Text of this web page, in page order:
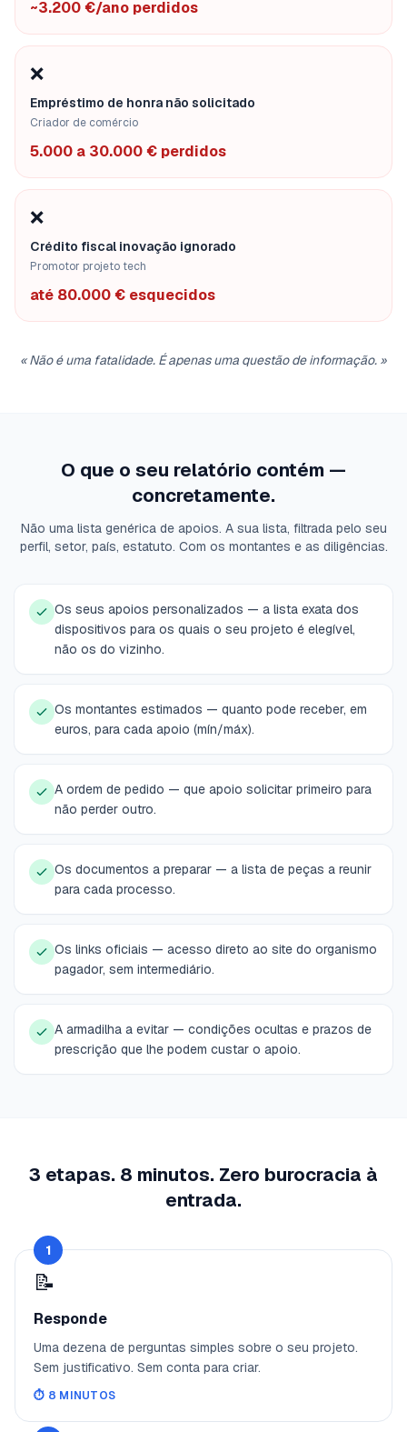
~3.200 €/ano perdidos
❌
Empréstimo de honra não solicitado
Criador de comércio
5.000 a 30.000 € perdidos
❌
Crédito fiscal inovação ignorado
Promotor projeto tech
até 80.000 € esquecidos
«Não é uma fatalidade. É apenas uma questão de informação. »
O que o seu relatório contém —
concretamente.
Não uma lista genérica de apoios. A sua lista, filtrada pelo seu
perfil, setor, país, estatuto. Com os montantes e as diligências.
Os seus apoios personalizados — a lista exata dos
dispositivos para os quais o seu projeto é elegível,
não os do vizinho.
Os montantes estimados — quanto pode receber, em
euros, para cada apoio (mín/máx).
A ordem de pedido — que apoio solicitar primeiro para
não perder outro.
Os documentos a preparar — a lista de peças a reunir
para cada processo.
Os links oficiais — acesso direto ao site do organismo
pagador, sem intermediário.
A armadilha a evitar — condições ocultas e prazos de
prescrição que lhe podem custar o apoio.
3 etapas. 8 minutos. Zero burocracia à
entrada.
1
📝
Responde
Uma dezena de perguntas simples sobre o seu projeto.
Sem justificativo. Sem conta para criar.
⏱️ 8 MINUTOS